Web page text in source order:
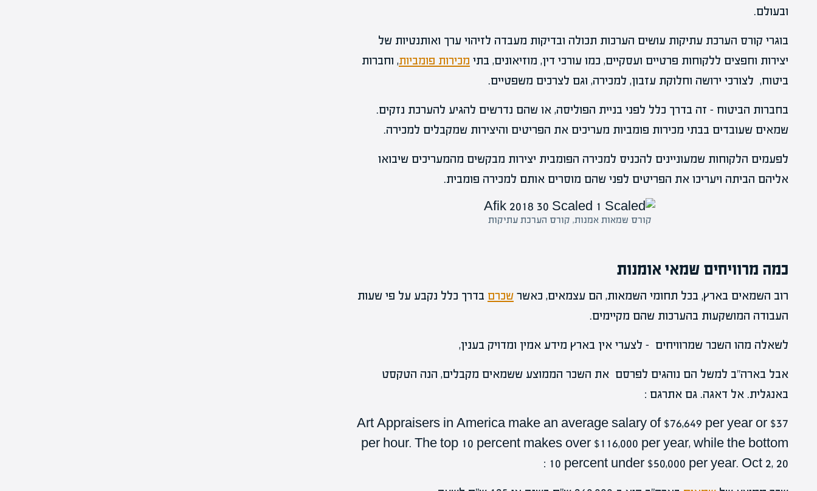
ובעולם.
בוגרי קורס הערכת עתיקות עושים הערכות תכולה ובדיקות מעבדה לזיהוי ערך ואותנטיות של
יצירות וחפצים ללקוחות פרטיים ועסקיים, כמו עורכי דין, מוזיאונים, בתי מכירות פומביות, וחברות
ביטוח, לצורכי ירושה וחלוקת עזבון, למכירה, וגם לצרכים משפטיים.
בחברות הביטוח – זה בדרך כלל לפני בניית הפוליסה, או שהם נדרשים להגיע להערכת נזקים.
שמאים שעובדים בבתי מכירות פומביות מעריכים את הפריטים והיצירות שמקבלים למכירה.
לפעמים הלקוחות שמעוניינים להכניס למכירה הפומבית יצירות מבקשים מהמעריכים שיבואו
אליהם הביתה ויעריכו את הפריטים לפני שהם מוסרים אותם למכירה פומבית.
קורס שמאות אמנות, קורס הערכת עתיקות
כמה מרוויחים שמאי אומנות
רוב השמאים בארץ, בכל תחומי השמאות, הם עצמאים, כאשר שכרם בדרך כלל נקבע על פי שעות
העבודה המושקעות בהערכות שהם מקיימים.
לשאלה מהו השכר שמרוויחים – לצערי אין בארץ מידע אמין ומדויק בענין,
אבל בארה"ב למשל הם נוהגים לפרסם את השכר הממוצע ששמאים מקבלים, הנה הטקסט
באנגלית. אל דאגה. גם אתרגם :
Art Appraisers in America make an average salary of $76,649 per year or $37
per hour. The top 10 percent makes over $116,000 per year, while the bottom
10 percent under $50,000 per year. Oct 2, 20 :